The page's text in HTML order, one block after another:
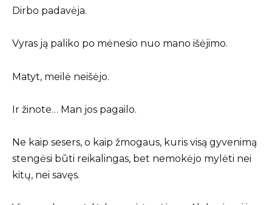
Dirbo padavėja.
Vyras ją paliko po mėnesio nuo mano išėjimo.
Matyt, meilė neišėjo.
Ir žinote… Man jos pagailo.
Ne kaip sesers, o kaip žmogaus, kuris visą gyvenimą
stengėsi būti reikalingas, bet nemokėjo mylėti nei
kitų, nei savęs.